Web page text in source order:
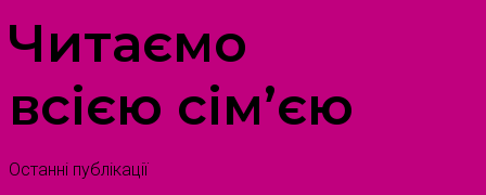
Читаємо
всією сім’єю
Останні публікації